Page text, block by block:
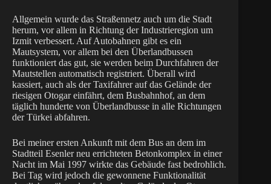
Allgemein wurde das Straßennetz auch um die Stadt
herum, vor allem in Richtung der Industrieregion um
Izmit verbessert. Auf Autobahnen gibt es ein
Mautsystem, vor allem bei den Überlandbussen
funktioniert das gut, sie werden beim Durchfahren der
Mautstellen automatisch registriert. Überall wird
kassiert, auch als der Taxifahrer auf das Gelände der
riesigen Otogar einfährt, dem Busbahnhof, an dem
täglich hunderte von Überlandbusse in alle Richtungen
der Türkei abfahren.
Bei meiner ersten Ankunft mit dem Bus an dem im
Stadtteil Esenler neu errichteten Betonkomplex in einer
Nacht im Mai 1997 wirkte das Gebäude fast bedrohlich.
Bei Tag wird jedoch die gewonnene Funktionalität